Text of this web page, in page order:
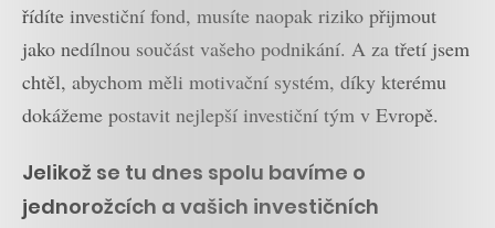
řídíte investiční fond, musíte naopak riziko přijmout
jako nedílnou součást vašeho podnikání. A za třetí jsem
chtěl, abychom měli motivační systém, díky kterému
dokážeme postavit nejlepší investiční tým v Evropě.
Jelikož se tu dnes spolu bavíme o
jednorožcích a vašich investičních